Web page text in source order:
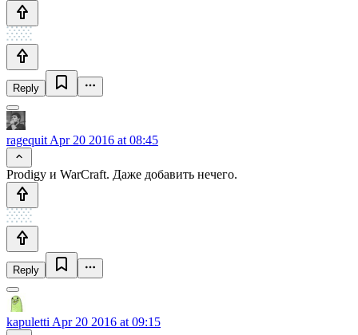
Reply
ragequit Apr 20 2016 at 08:45
Prodigy и WarCraft. Даже добавить нечего.
Reply
kapuletti Apr 20 2016 at 09:15